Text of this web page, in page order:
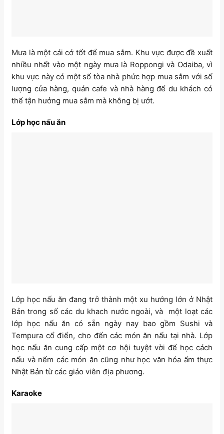
Mưa là một cái cớ tốt để mua sắm. Khu vực được đề xuất
nhiều nhất vào một ngày mưa là Roppongi và Odaiba, vì
khu vực này có một số tòa nhà phức hợp mua sắm với số
lượng cửa hàng, quán cafe và nhà hàng để du khách có
thể tận hưởng mua sắm mà không bị ướt.
Lớp học nấu ăn
Lớp học nấu ăn đang trở thành một xu hướng lớn ở Nhật
Bản trong số các du khach nước ngoài, và một loạt các
lớp học nấu ăn có sẵn ngày nay bao gồm Sushi và
Tempura cổ điển, cho đến các món ăn nấu tại nhà. Lớp
học nấu ăn cung cấp một cơ hội tuyệt vời để học cách
nấu và nếm các món ăn cũng như học văn hóa ẩm thực
Nhật Bản từ các giáo viên địa phương.
Karaoke